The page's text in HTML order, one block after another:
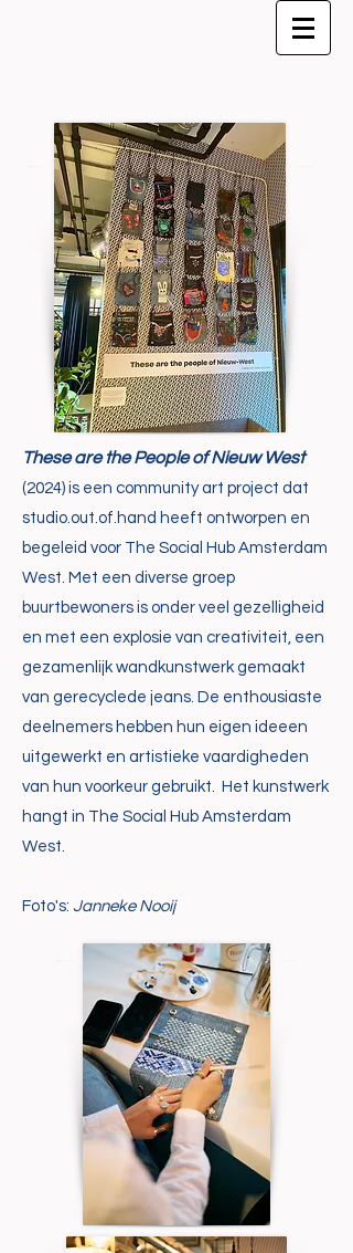
These are the People of Nieuw West
(2024) is een community art project dat
studio.out.of.hand heeft ontworpen en
begeleid voor The Social Hub Amsterdam
West. Met een diverse groep
buurtbewoners is onder veel gezelligheid
en met een explosie van creativiteit, een
gezamenlijk wandkunstwerk gemaakt
van gerecyclede jeans. De enthousiaste
deelnemers hebben hun eigen ideeen
uitgewerkt en artistieke vaardigheden
van hun voorkeur gebruikt. Het kunstwerk
hangt in The Social Hub Amsterdam
West.
Foto's: Janneke Nooij